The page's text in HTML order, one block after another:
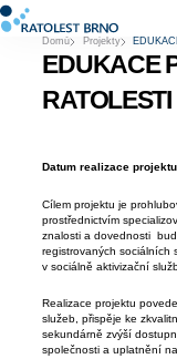
Domů Projekty
EDUKACE
Datum realizace
Cílem projektu je
prostřednictvím
znalosti a dovednosti
registrovaných sociálních
v sociálně aktivizační
Realizace projektu
služeb, přispěje ke
sekundárně zvýší
společnosti a uplatnění